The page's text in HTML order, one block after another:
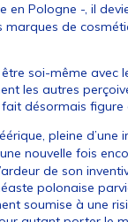
en Pologne -, il
marques de
soi-même avec
les autres
désormais figure
pleine
nouvelle fois
de son
polonaise
soumise à une